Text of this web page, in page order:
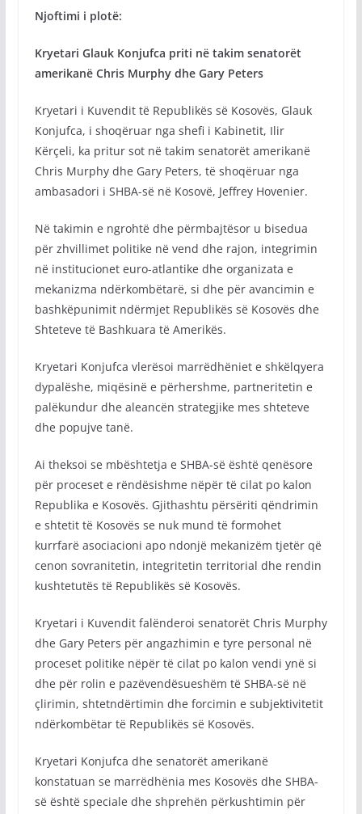
Njoftimi i plotë:
Kryetari Glauk Konjufca priti në takim senatorët
amerikanë Chris Murphy dhe Gary Peters
Kryetari i Kuvendit të Republikës së Kosovës, Glauk
Konjufca, i shoqëruar nga shefi i Kabinetit, Ilir
Kërçeli, ka pritur sot në takim senatorët amerikanë
Chris Murphy dhe Gary Peters, të shoqëruar nga
ambasadori i SHBA-së në Kosovë, Jeffrey Hovenier.
Në takimin e ngrohtë dhe përmbajtësor u bisedua
për zhvillimet politike në vend dhe rajon, integrimin
në institucionet euro-atlantike dhe organizata e
mekanizma ndërkombëtarë, si dhe për avancimin e
bashkëpunimit ndërmjet Republikës së Kosovës dhe
Shteteve të Bashkuara të Amerikës.
Kryetari Konjufca vlerësoi marrëdhëniet e shkëlqyera
dypalëshe, miqësinë e përhershme, partneritetin e
palëkundur dhe aleancën strategjike mes shteteve
dhe popujve tanë.
Ai theksoi se mbështetja e SHBA-së është qenësore
për proceset e rëndësishme nëpër të cilat po kalon
Republika e Kosovës. Gjithashtu përsëriti qëndrimin
e shtetit të Kosovës se nuk mund të formohet
kurrfarë asociacioni apo ndonjë mekanizëm tjetër që
cenon sovranitetin, integritetin territorial dhe rendin
kushtetutës të Republikës së Kosovës.
Kryetari i Kuvendit falënderoi senatorët Chris Murphy
dhe Gary Peters për angazhimin e tyre personal në
proceset politike nëpër të cilat po kalon vendi ynë si
dhe për rolin e pazëvendësueshëm të SHBA-së në
çlirimin, shtetndërtimin dhe forcimin e subjektivitetit
ndërkombëtar të Republikës së Kosovës.
Kryetari Konjufca dhe senatorët amerikanë
konstatuan se marrëdhënia mes Kosovës dhe SHBA-
së është speciale dhe shprehën përkushtimin për